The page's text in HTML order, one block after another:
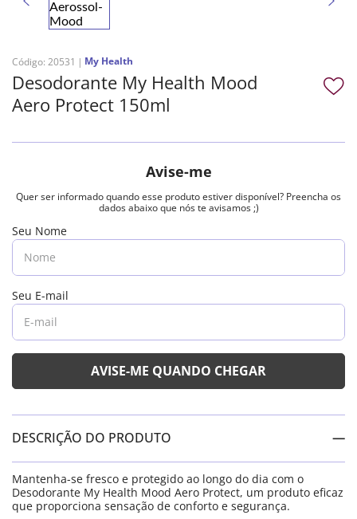
Código: 20531 My Health
Desodorante My Health Mood
Aero Protect 150ml
DESCRIÇÃO DO PRODUTO
Mantenha-se fresco e protegido ao longo do dia com o
Desodorante My Health Mood Aero Protect, um produto eficaz
que proporciona sensação de conforto e segurança.